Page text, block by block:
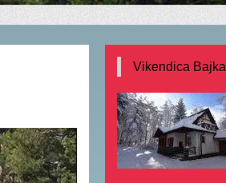
Vikendica Bajka